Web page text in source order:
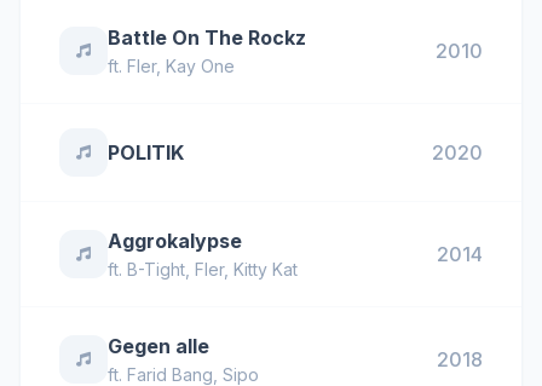
Battle On The Rockz
ft. Fler, Kay One
2010
POLITIK 2020
Aggrokalypse
ft. B-Tight Fler, Kitty Kat
2014
Gegen alle
ft. Farid Bang Sipo
2018